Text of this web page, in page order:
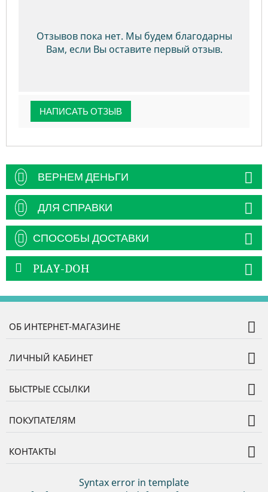
Отзывов пока нет. Мы будем благодарны
Вам, если Вы оставите первый отзыв.
НАПИСАТЬ ОТЗЫВ
ВЕРНЕМ ДЕНЬГИ
ДЛЯ СПРАВКИ
СПОСОБЫ ДОСТАВКИ
PLAY-DOH
ОБ ИНТЕРНЕТ-МАГАЗИНЕ
ЛИЧНЫЙ КАБИНЕТ
БЫСТРЫЕ ССЫЛКИ
ПОКУПАТЕЛЯМ
КОНТАКТЫ
Syntax error in template